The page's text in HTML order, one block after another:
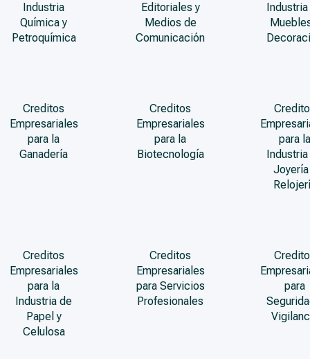
Industria
Química y
Petroquímica
Editoriales y
Medios de
Comunicación
Creditos
Empresariales
para la
Ganadería
Creditos
Empresariales
para la
Biotecnología
para la
Joyería
Creditos
Empresariales
para la
Industria de
Papel y
Celulosa
Creditos
Empresariales
para Servicios
Profesionales
para